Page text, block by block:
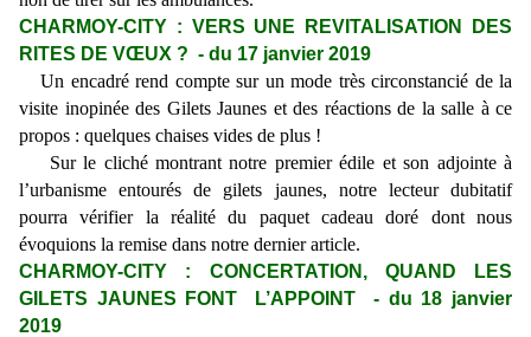
CHARMOY-CITY : VERS UNE REVITALISATION DES
RITES DE VŒUX ? - du 17 janvier 2019
Un encadré rend compte sur un mode très circonstancié de la
visite inopinée des Gilets Jaunes et des réactions de la salle à ce
propos : quelques chaises vides de plus !
Sur le cliché montrant notre premier édile et son adjointe à
l’urbanisme entourés de gilets jaunes, notre lecteur dubitatif
pourra vérifier la réalité du paquet cadeau doré dont nous
évoquions la remise dans notre dernier article.
CHARMOY-CITY : CONCERTATION, QUAND LES
GILETS JAUNES FONT L’APPOINT - du 18 janvier
2019